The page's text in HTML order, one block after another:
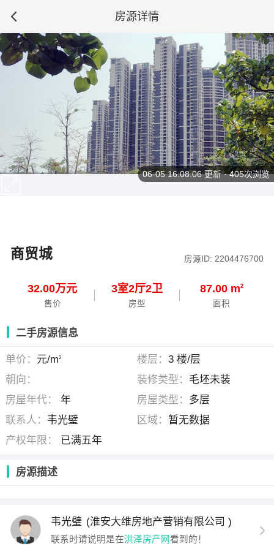
房源详情
商贸城 房源ID: 2204476700
32.00万元
售价
3室2厅2卫
房型
87.00 m2
面积
06-05 16:08:06更新 · 405次浏览
二手房源信息
单价： 元/m2 楼层： 3 楼/层
朝向：
装修类型： 毛坯未装
房屋年代：
年 房屋类型： 多层
联系人： 韦光璧 区域： 暂无数据
产权年限：
已满五年
房源描述
韦光璧 (淮安大维房地产营销有限公司 )
联系时请说明是在洪泽房产网看到的！